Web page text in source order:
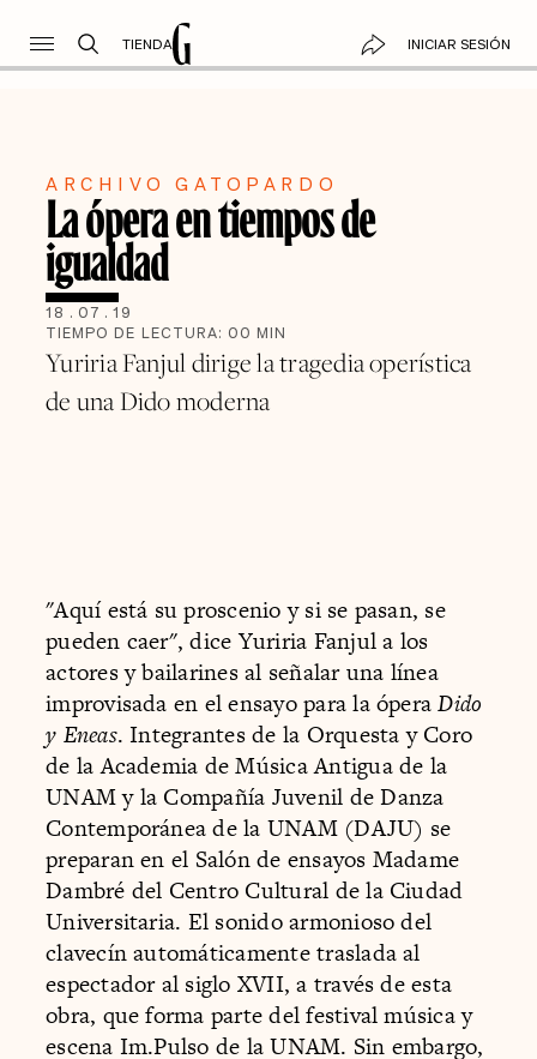
TIENDA INICIAR SESIÓN
ARCHIVO GATOPARDO
La ópera en tiempos de
igualdad
18 . 07 . 19
TIEMPO DE LECTURA: 00 MIN
Yuriria Fanjul dirige la tragedia operística
de una Dido moderna
"Aquí está su proscenio y si se pasan, se
pueden caer", dice Yuriria Fanjul a los
actores y bailarines al señalar una línea
improvisada en el ensayo para la óperaDido
y Eneas. Integrantes de la Orquesta y Coro
de la Academia de Música Antigua de la
UNAM y la Compañía Juvenil de Danza
Contemporánea de la UNAM (DAJU) se
preparan en el Salón de ensayos Madame
Dambré del Centro Cultural de la Ciudad
Universitaria. El sonido armonioso del
clavecín automáticamente traslada al
espectador al siglo XVII, a través de esta
obra, que forma parte del festival música y
escena Im.Pulso de la UNAM. Sin embargo,